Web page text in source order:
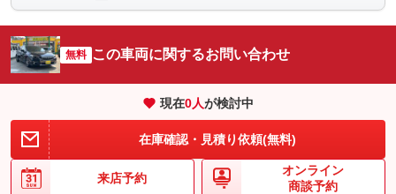
：装備なし ：装備なし
サイドカメラ
：装備なし ルーフレール
：装備なし
：装備なし
：装備なし
無料 この車両に関するお問い合わせ
現在0人が検討中
在庫確認・見積り依頼(無料)
来店予約
オンライン
商談予約